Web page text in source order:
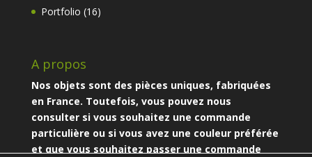
produits
Portfolio 1616
A propos
Nos objets sont des pièces uniques, fabriquées
en France. Toutefois, vous pouvez nous
consulter si vous souhaitez une commande
particulière ou si vous avez une couleur préférée
et que vous souhaitez passer une commande